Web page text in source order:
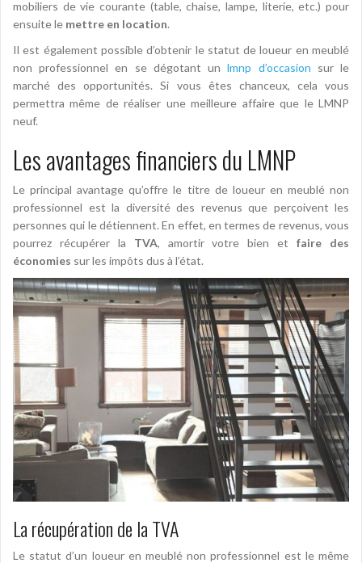
mobiliers de vie courante (table, chaise, lampe, literie, etc.) pour
ensuite le mettre en location.
Il est également possible d’obtenir le statut de loueur en meublé
non professionnel en se dégotant unlmnp d’occasion sur le
marché des opportunités. Si vous êtes chanceux, cela vous
permettra même de réaliser une meilleure affaire que le LMNP
neuf.
Les avantages financiers du LMNP
Le principal avantage qu’offre le titre de loueur en meublé non
professionnel est la diversité des revenus que perçoivent les
personnes qui le détiennent. En effet, en termes de revenus, vous
pourrez récupérer la TVA, amortir votre bien etfaire des
économies sur les impôts dus à l’état.
La récupération de la TVA
Le statut d’un loueur en meublé non professionnel est le même